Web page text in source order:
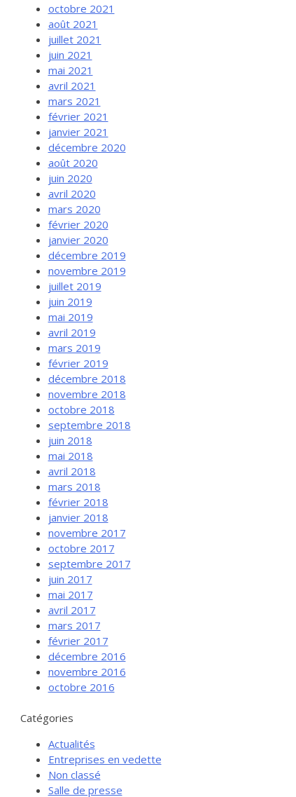
Services aux entreprises
Innovation / Productivité
Investir en Nouvelle-Beauce
Services-conseils – démarrage
octobre 2021
août 2021
juillet 2021
juin 2021
mai 2021
avril 2021
mars 2021
février 2021
janvier 2021
décembre 2020
août 2020
juin 2020
avril 2020
mars 2020
février 2020
janvier 2020
décembre 2019
novembre 2019
juillet 2019
juin 2019
mai 2019
avril 2019
mars 2019
février 2019
décembre 2018
novembre 2018
octobre 2018
septembre 2018
juin 2018
mai 2018
avril 2018
mars 2018
février 2018
janvier 2018
novembre 2017
octobre 2017
septembre 2017
juin 2017
mai 2017
avril 2017
mars 2017
février 2017
décembre 2016
novembre 2016
octobre 2016
Catégories
Actualités
Entreprises en vedette
Non classé
Salle de presse